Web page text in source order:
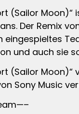
(Sailor
Der Remix
eingespieltes
und auch sie
(Sailor Moon)“
Sony Music